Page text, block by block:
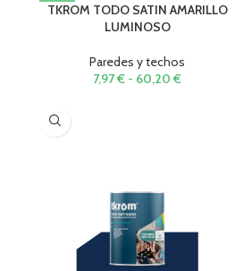
TKROM TODO SATIN AMARILLO
LUMINOSO
Paredes y techos
7,97€ - 60,20 €